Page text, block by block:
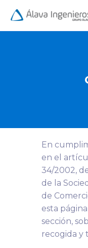
En
en el
34/2002,
de la
de
esta
sección,
recogida y